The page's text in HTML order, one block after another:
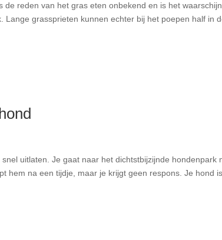
reden van het gras eten onbekend en is het
grassprieten kunnen echter bij het poepen half in
uitlaten. Je gaat naar het dichtstbijzijnde hondenpark
hem na een tijdje, maar je krijgt geen respons. Je hond